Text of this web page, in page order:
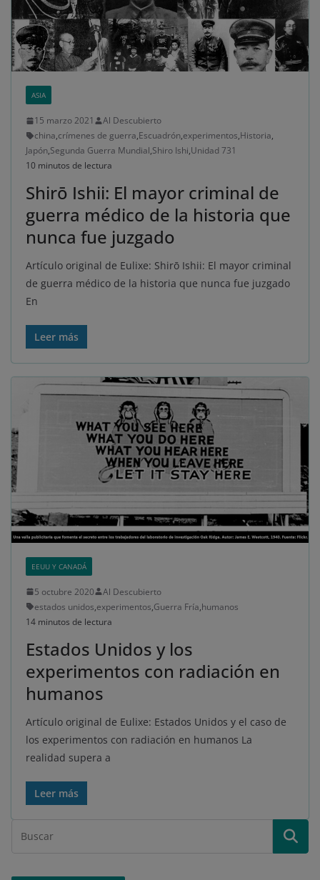
ASIA
15 marzo 2021
Al Descubierto
china,crímenes de guerra,Escuadrón,experimentos,Historia,
Japón,Segunda Guerra Mundial,Shiro Ishi,Unidad 731
10 minutos de lectura
Shirō Ishii: El mayor criminal de
guerra médico de la historia que
nunca fue juzgado
Artículo original de Eulixe: Shirō Ishii: El mayor criminal
de guerra médico de la historia que nunca fue juzgado
En
Leer más
EEUU Y CANADÁ
5 octubre 2020
Al Descubierto
estados unidos,experimentos,Guerra Fría,humanos
14 minutos de lectura
Estados Unidos y los
experimentos con radiación en
humanos
Artículo original de Eulixe: Estados Unidos y el caso de
los experimentos con radiación en humanos La
realidad supera a
Leer más